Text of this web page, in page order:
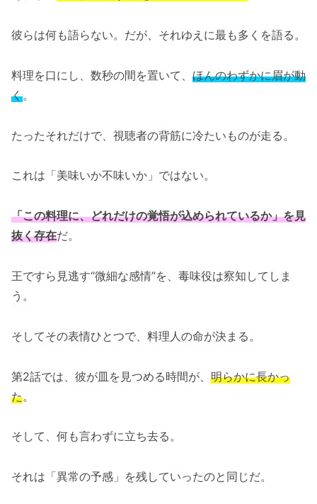
彼らは何も語らない。だが、それゆえに最も多くを語る。
料理を口にし、数秒の間を置いて、 ほんのわずかに眉が動
く。
たったそれだけで、視聴者の背筋に冷たいものが走る。
これは「美味いか不味いか」ではない。
「この料理に、どれだけの覚悟が込められているか」を見
抜く存在だ。
王ですら見逃す“微細な感情”を、毒味役は察知してしま
う。
そしてその表情ひとつで、料理人の命が決まる。
第2話では、彼が皿を見つめる時間が、 明らかに長かっ
た。
そして、何も言わずに立ち去る。
それは「異常の予感」を残していったのと同じだ。